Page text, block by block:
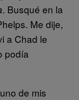
. Busqué en la
Me dije,
a Chad le
podía
de mis